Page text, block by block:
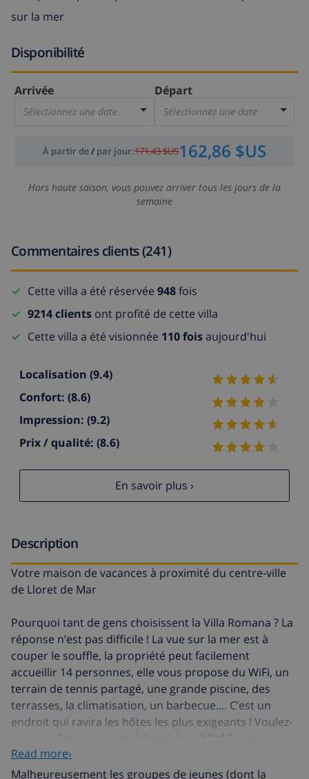
sur la mer
Disponibilité
Arrivée
Sélectionnez une date
Départ
Sélectionnez une date
À partir de/ par jour:171,43 $US162,86 $US
Hors haute saison, vous pouvez arriver tous les jours de la
semaine
Commentaires clients (241)
Cette villa a été réservée 948fois
9214 clients ont profité de cette villa
Cette villa a été visionnée 110 foisaujourd'hui
Localisation (9.4)
Confort: (8.6)
Impression: (9.2)
Prix / qualité: (8.6)
En savoir plus ›
Description
Votre maison de vacances à proximité du centre-ville
de Lloret de Mar
Pourquoi tant de gens choisissent la Villa Romana ? La
réponse n’est pas difficile ! La vue sur la mer est à
couper le souffle, la propriété peut facilement
accueillir 14 personnes, elle vous propose du WiFi, un
terrain de tennis partagé, une grande piscine, des
terrasses, la climatisation, un barbecue.... C’est un
endroit qui ravira les hôtes les plus exigeants ! Voulez-
vous profiter d’une
expérience inoubliable
vos vacances ? Réserver la splendide maison de
vacances Villa Romana est la première étape pour
Read more›
Malheureusement les groupes de jeunes (dont la